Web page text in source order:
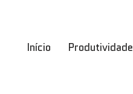
Início Produtividade